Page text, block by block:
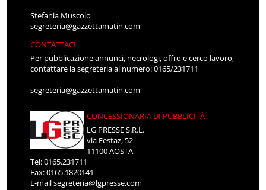
Stefania Muscolo
segreteria@gazzettamatin.com
CONTATTACI
Per pubblicazione annunci, necrologi, offro e cerco lavoro,
contattare la segreteria al numero: 0165/231711
segreteria@gazzettamatin.com
CONCESSIONARIA DI PUBBLICITÀ
LG PRESSE S.R.L.
via Festaz, 52
11100 AOSTA
Tel: 0165.231711
Fax: 0165.1820141
E-mailsegreteria@lgpresse.com